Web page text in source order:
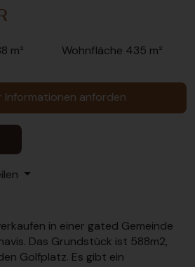
m² Wohnfläche 435 m²
Informationen anforden
in einer gated Gemeinde
Das Grundstück ist 588m2,
Golfplatz. Es gibt ein